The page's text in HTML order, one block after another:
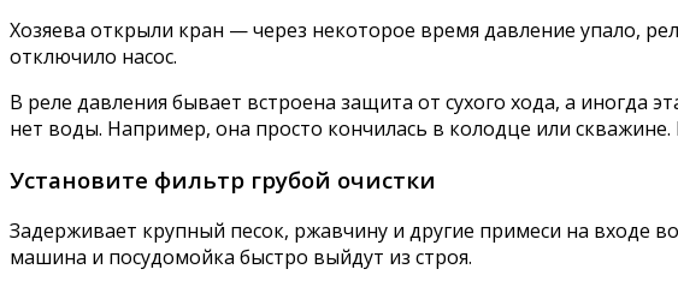
Хозяева открыли кран — через некоторое время давление упало,
отключило насос.
В реле давления бывает встроена защита от сухого хода, а иногда
нет воды. Например, она просто кончилась в колодце или
Установите фильтр грубой очистки
Задерживает крупный песок, ржавчину и другие примеси на входе
машина и посудомойка быстро выйдут из строя.